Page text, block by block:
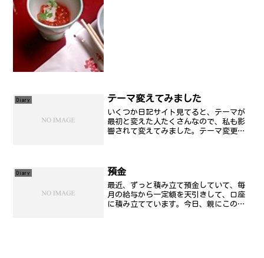
Diary テーマ変えてみました
いくつか日記サイト見てると、テーマが
最初と変えた人たくさんなので、私も影
響されて変えてみました。テーマ変更を
Diary 預金
最近、ずっと積み立て預金していて、毎
月の給与から一定額を天引きして、口座
に積み立てています。今日、親にこの前